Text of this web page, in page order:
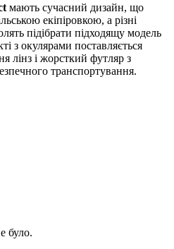
мають сучасний дизайн, що
екіпіровкою, а різні
підібрати підходящу модель
з окулярами поставляється
лінз і жорсткий футляр з
транспортування.
було.